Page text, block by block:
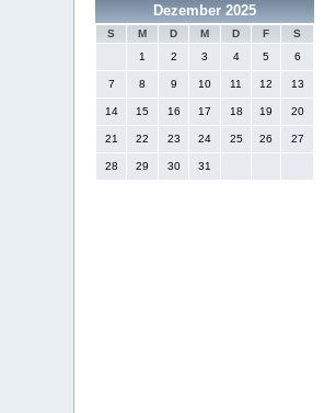
Dezember 2025
S M D M D F
S
1
2 3 4 5 6
7 8 9 10 11 12 13
14 15 16 17 18 19 20
21 22 23 24 25 26 27
28 29 30 31